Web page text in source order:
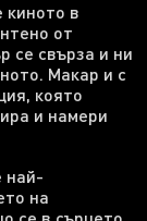
киното в
от
се свърза и ни
Макар и с
която
и намери
най-
на